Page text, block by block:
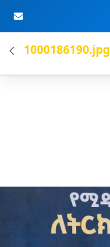
1000186190.jpg